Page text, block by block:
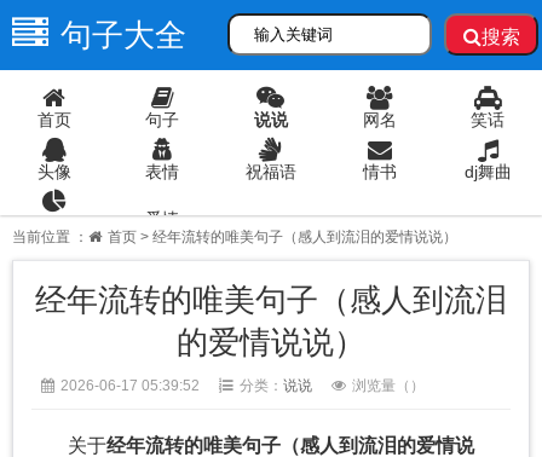
句子大全 搜索
首页 句子 说说 网名 笑话
头像 表情 祝福语 情书 dj舞曲
爱情
当前位置 ： 首页 > 经年流转的唯美句子（感人到流泪的爱情说说）
经年流转的唯美句子（感人到流泪
的爱情说说）
2026-06-17 05:39:52 分类： 说说 浏览量（ ）
关于经年流转的唯美句子（感人到流泪的爱情说